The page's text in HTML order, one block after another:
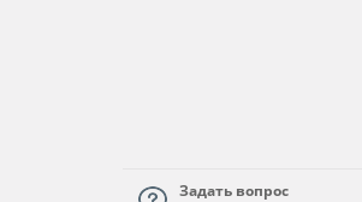
Задать вопрос